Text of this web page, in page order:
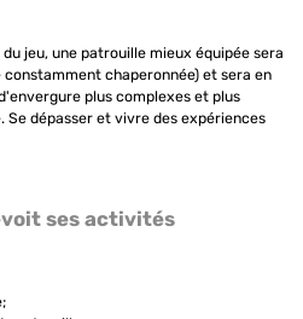
jeu, une patrouille mieux équipée sera
chaperonnée) et sera en
plus complexes et plus
dépasser et vivre des expériences
ses activités